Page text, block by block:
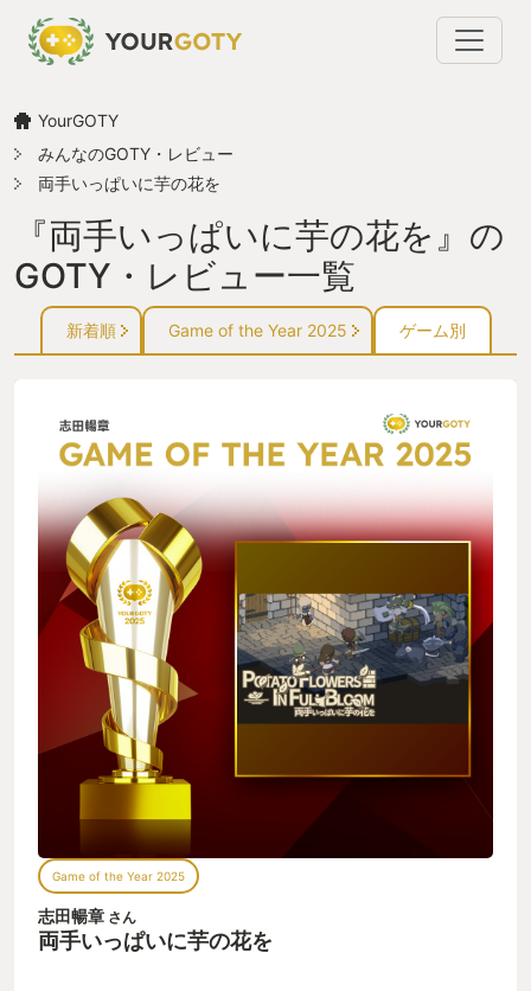
YourGOTY
みんなのGOTY・レビュー
両手いっぱいに芋の花を
『両手いっぱいに芋の花を』の
GOTY・レビュー一覧
新着順 Game of the Year 2025 ゲーム別
Game of the Year 2025
志田暢章 さん
両手いっぱいに芋の花を